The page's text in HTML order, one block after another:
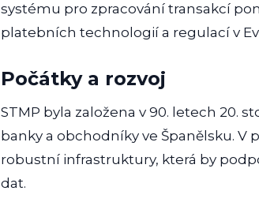
systému pro zpracování transakcí
platebních technologií a regulací v
Počátky a rozvoj
STMP byla založena v 90. letech 20.
banky a obchodníky ve Španělsku. V
robustní infrastruktury, která by
dat.